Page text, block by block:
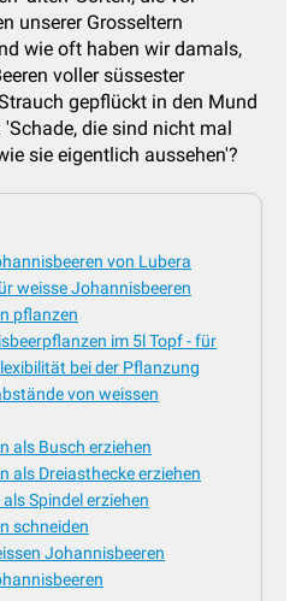
unserer Grosseltern
wie oft haben wir damals,
voller süssester
gepflückt in den Mund
die sind nicht mal
sie eigentlich aussehen'?
von Lubera
weisse Johannisbeeren
pflanzen
im 5l Topf - für
bei der Pflanzung
von weissen
als Busch erziehen
als Dreiasthecke erziehen
Spindel erziehen
schneiden
Johannisbeeren